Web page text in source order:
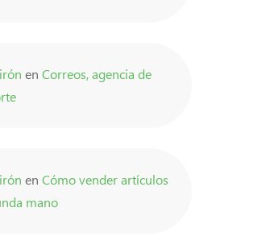
en Correos, agencia de
en Cómo vender artículos
mano